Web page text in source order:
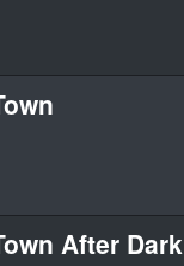
After Dark